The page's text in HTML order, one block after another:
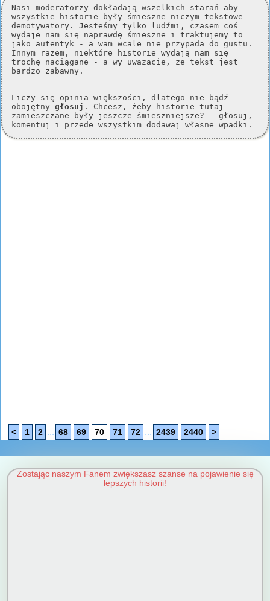
Nasi moderatorzy dokładają wszelkich starań aby
wszystkie historie były śmieszne niczym tekstowe
demotywatory. Jesteśmy tylko ludźmi, czasem coś
wydaje nam się naprawdę śmieszne i traktujemy to
jako autentyk - a wam wcale nie przypada do gustu.
Innym razem, niektóre historie wydają nam się
trochę naciągane - a wy uważacie, że tekst jest
bardzo zabawny.
Liczy się opinia większości, dlatego nie bądź
obojętny głosuj . Chcesz, żeby historie tutaj
zamieszczane były jeszcze śmieszniejsze? - głosuj,
komentuj i przede wszystkim dodawaj własne wpadki.
< 1 2 ... 68 69 70 71 72 ... 2439 2440 >
Zostając naszym Fanem zwiększasz szanse na pojawienie się
lepszych historii!